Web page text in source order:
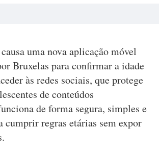
uma nova aplicação móvel
Bruxelas para confirmar a idade
às redes sociais, que protege
de conteúdos
de forma segura, simples e
cumprir regras etárias sem expor